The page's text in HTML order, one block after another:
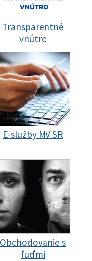
Transparentné
vnútro
E-služby MV SR
Obchodovanie s
ľuďmi